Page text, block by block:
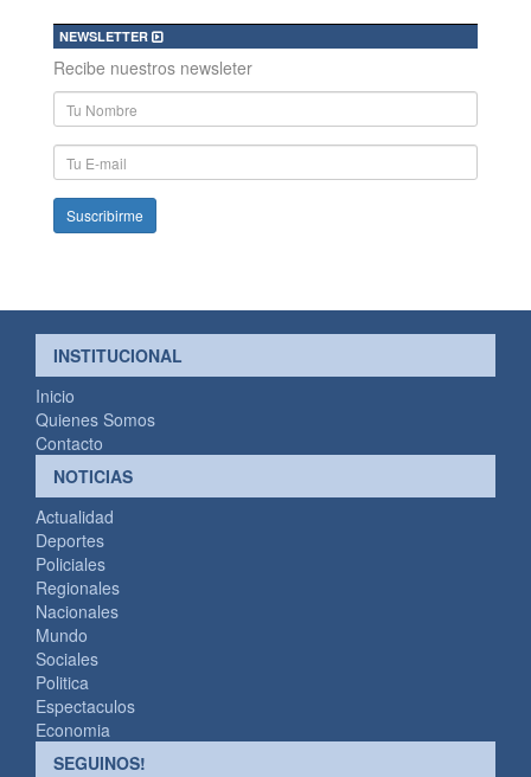
NEWSLETTER
Recibe nuestros newsleter
Nombre
y
Apellido
E-
mail
INSTITUCIONAL
Inicio
Quienes Somos
Contacto
NOTICIAS
Actualidad
Deportes
Policiales
Regionales
Nacionales
Mundo
Sociales
Politica
Espectaculos
Economia
SEGUINOS!